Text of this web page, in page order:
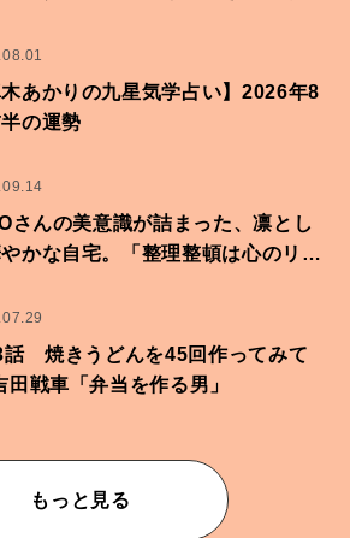
木あかりの九星気学占い】2026年8
の運勢
さんの美意識が詰まった、凛とし
かな自宅。「整理整頓は心のリズ
話 焼きうどんを45回作ってみて
戦車「弁当を作る男」
もっと見る